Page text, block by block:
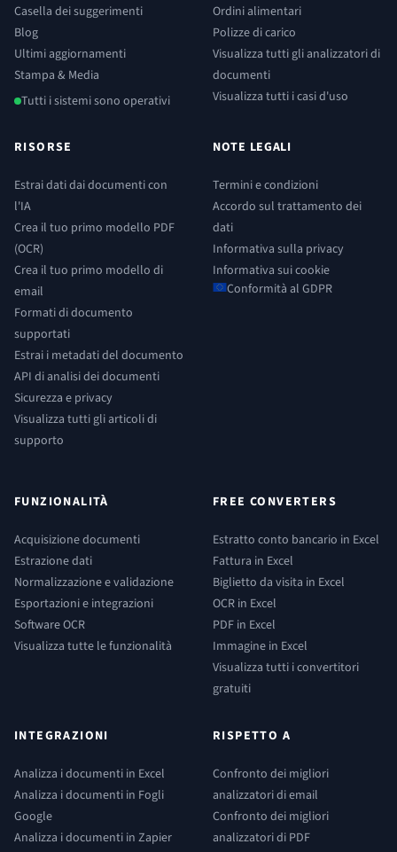
Casella dei suggerimenti
Blog
Ultimi aggiornamenti
Stampa & Media
Tutti i sistemi sono operativi
Ordini alimentari
Polizze di carico
Visualizza tutti gli analizzatori di
documenti
Visualizza tutti i casi d'uso
RISORSE
Estrai dati dai documenti con
l'IA
Crea il tuo primo modello PDF
(OCR)
Crea il tuo primo modello di
email
Formati di documento
supportati
Estrai i metadati del documento
API di analisi dei documenti
Sicurezza e privacy
Visualizza tutti gli articoli di
supporto
NOTE LEGALI
Termini e condizioni
Accordo sul trattamento dei
dati
Informativa sulla privacy
Informativa sui cookie
Conformità al GDPR
FUNZIONALITÀ
Acquisizione documenti
Estrazione dati
Normalizzazione e validazione
Esportazioni e integrazioni
Software OCR
Visualizza tutte le funzionalità
FREE CONVERTERS
Estratto conto bancario in Excel
Fattura in Excel
Biglietto da visita in Excel
OCR in Excel
PDF in Excel
Immagine in Excel
Visualizza tutti i convertitori
gratuiti
INTEGRAZIONI
Analizza i documenti in Excel
Analizza i documenti in Fogli
Google
Analizza i documenti in Zapier
RISPETTO A
Confronto dei migliori
analizzatori di email
Confronto dei migliori
analizzatori di PDF